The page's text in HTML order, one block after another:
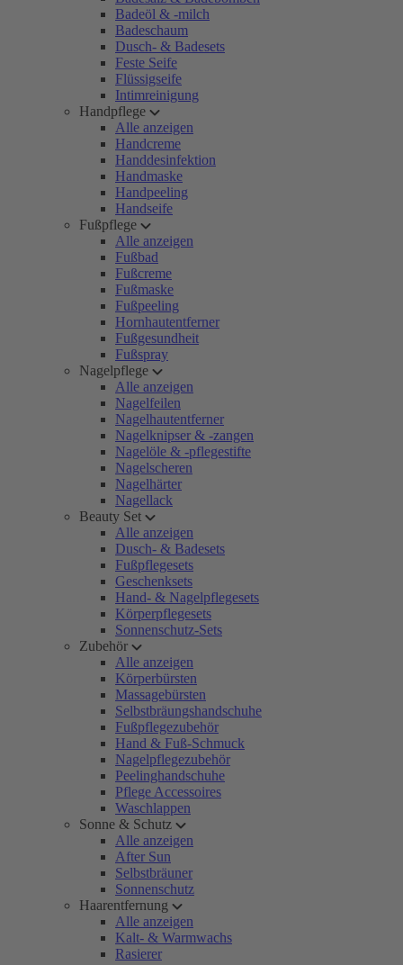
Badeöl & -milch
Badeschaum
Dusch- & Badesets
Feste Seife
Flüssigseife
Intimreinigung
Handpflege
Alle anzeigen
Handcreme
Handdesinfektion
Handmaske
Handpeeling
Handseife
Fußpflege
Alle anzeigen
Fußbad
Fußcreme
Fußmaske
Fußpeeling
Hornhautentferner
Fußgesundheit
Fußspray
Nagelpflege
Alle anzeigen
Nagelfeilen
Nagelhautentferner
Nagelknipser & -zangen
Nagelöle & -pflegestifte
Nagelscheren
Nagelhärter
Nagellack
Beauty Set
Alle anzeigen
Dusch- & Badesets
Fußpflegesets
Geschenksets
Hand- & Nagelpflegesets
Körperpflegesets
Sonnenschutz-Sets
Zubehör
Alle anzeigen
Körperbürsten
Massagebürsten
Selbstbräungshandschuhe
Fußpflegezubehör
Hand & Fuß-Schmuck
Nagelpflegezubehör
Peelinghandschuhe
Pflege Accessoires
Waschlappen
Sonne & Schutz
Alle anzeigen
After Sun
Selbstbräuner
Sonnenschutz
Haarentfernung
Alle anzeigen
Kalt- & Warmwachs
Rasierer